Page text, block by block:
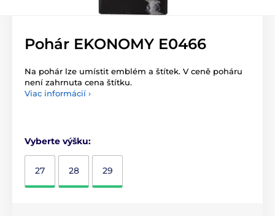
Pohár EKONOMY E0466
Na pohár lze umístit emblém a štítek. V ceně poháru
není zahrnuta cena štítku.
Viac informácií ›
Vyberte výšku:
27 28 29